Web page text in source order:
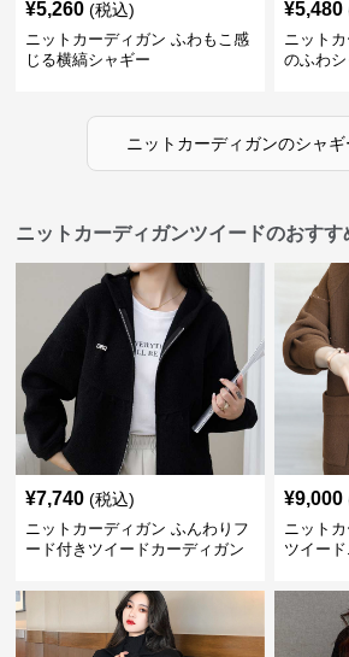
¥5,260 (税込)
ニットカーディガン ふわもこ感
じる横縞シャギー
¥5,480
ニット
のふわ
ニットカーディガンのシャギ
ニットカーディガンツイードのおすす
¥7,740 (税込)
ニットカーディガン ふんわりフ
ード付きツイードカーディガン
¥9,000
ニット
ツイー